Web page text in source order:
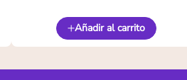
Añadir al carrito